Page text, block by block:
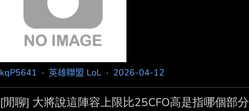
kqP5641 · 英雄聯盟 LoL · 2026-04-12
[閒聊] 大將說這陣容上限比25CFO高是指哪個部分